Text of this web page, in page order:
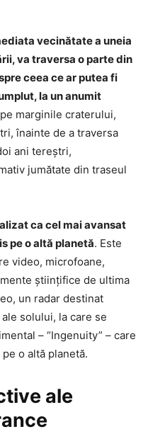
vecinătate a uneia
va traversa o parte din
ceea ce ar putea fi
la un anumit
marginile craterului,
înainte de a traversa
ani tereştri,
jumătate din traseul
ca cel mai avansat
pe o altă planetă. Este
video, microfoane,
ştiinţifice de ultima
un radar destinat
solului, la care se
– “Ingenuity” – care
o altă planetă.
ale